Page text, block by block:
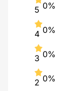
5 0%
4 0%
3 0%
2 0%